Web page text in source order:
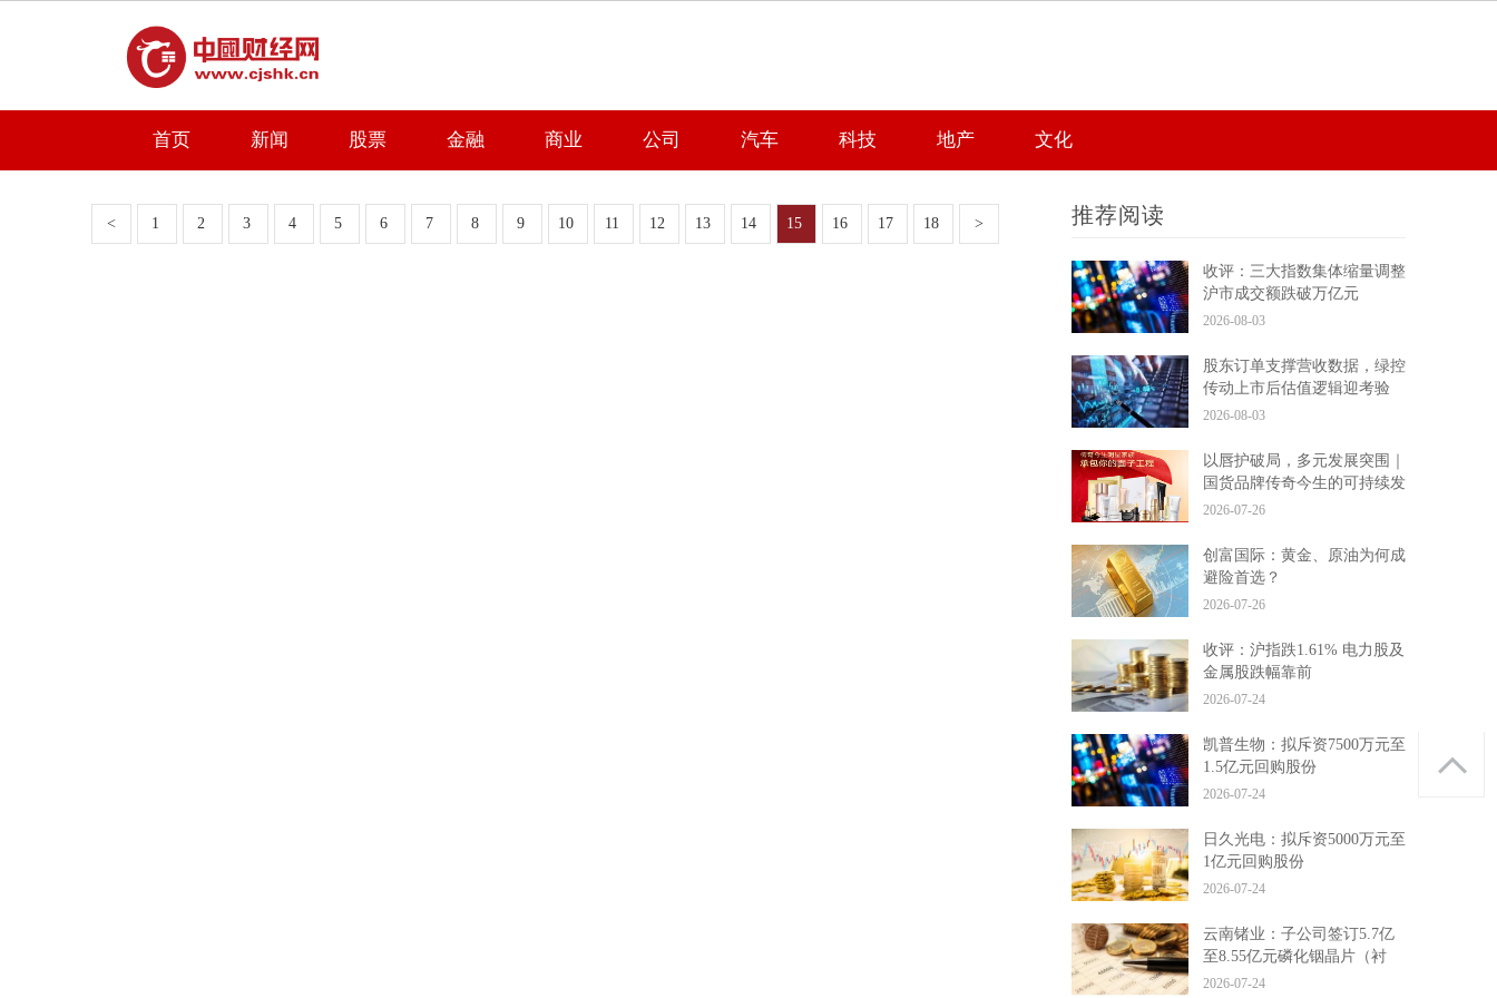
首页 新闻 股票 金融 商业 公司 汽车 科技 地产 文化
< 1 2 3 4 5 6 7 8 9 10 11 12 13 14 15 16 17 18 > 推荐阅读
收评：三大指数集体缩量调整
沪市成交额跌破万亿元
2026-08-03
股东订单支撑营收数据，绿控
传动上市后估值逻辑迎考验
2026-08-03
以唇护破局，多元发展突围｜
国货品牌传奇今生的可持续发
展之路
2026-07-26
创富国际：黄金、原油为何成
避险首选？
2026-07-26
收评：沪指跌1.61% 电力股及
金属股跌幅靠前
2026-07-24
凯普生物：拟斥资7500万元至
1.5亿元回购股份
2026-07-24
日久光电：拟斥资5000万元至
1亿元回购股份
2026-07-24
云南锗业：子公司签订5.7亿
至8.55亿元磷化铟晶片（衬
底）供货协议
2026-07-24